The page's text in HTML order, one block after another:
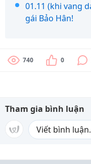
01.11 (khi vang
gái Bảo Hân!
740 0
Tham gia bình luận